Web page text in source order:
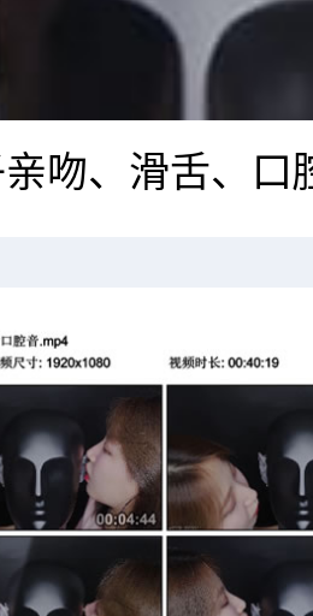
吻、滑舌、口